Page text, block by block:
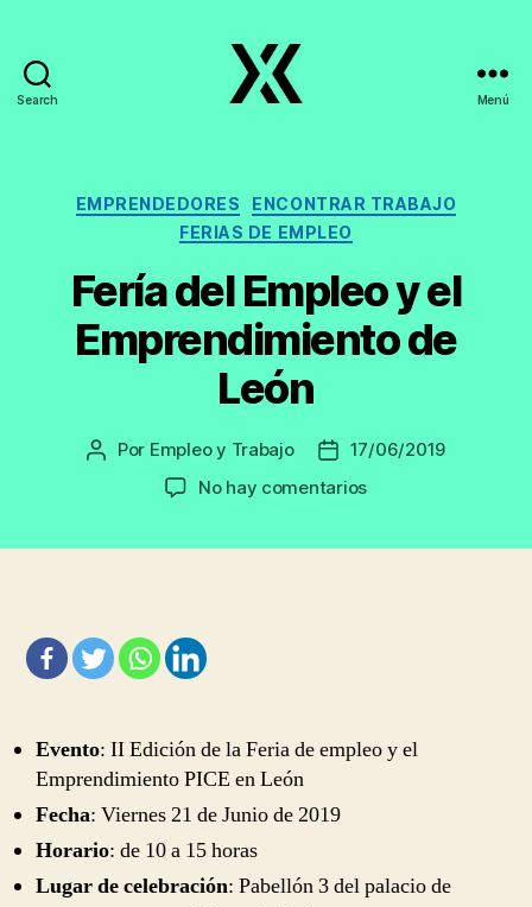
Search Menú
Categorías
EMPRENDEDORES
ENCONTRAR TRABAJO
FERIAS DE EMPLEO
Fería del Empleo y el
Emprendimiento de
León
Autor
Por Empleo y Trabajo
Fecha
de
17/06/2019
No hay comentariosen
Evento: II Edición de la Feria de empleo y el
Emprendimiento PICE en León
Fecha: Viernes 21 de Junio de 2019
Horario: de 10 a 15 horas
Lugar de celebración: Pabellón 3 del palacio de